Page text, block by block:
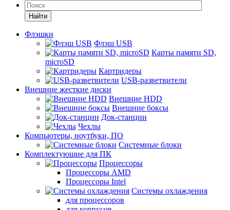
Найти
Флэшки
Флэш USB
Карты памяти SD,
microSD
Картридеры
USB-разветвители
Внешние жесткие диски
Внешние HDD
Внешние боксы
Док-станции
Чехлы
Компьютеры, ноутбуки, ПО
Системные блоки
Комплектующие для ПК
Процессоры
Процессоры AMD
Процессоры Intel
Системы охлаждения
для процессоров